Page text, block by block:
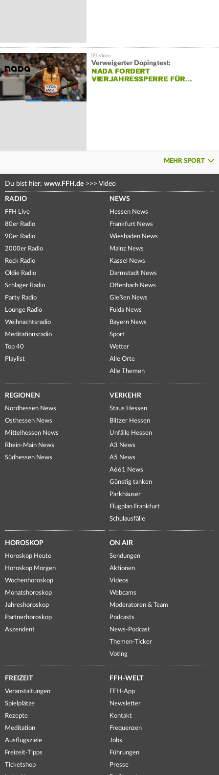
Verweigerter Dopingtest:
NADA FORDERT
VIERJAHRESSPERRE FÜR…
MEHR SPORT
Du bist hier: www.FFH.de >>> Video
RADIO
FFH Live
80er Radio
90er Radio
2000er Radio
Rock Radio
Oldie Radio
Schlager Radio
Party Radio
Lounge Radio
Weihnachtsradio
Meditationsradio
Top 40
Playlist
NEWS
Hessen News
Frankfurt News
Wiesbaden News
Mainz News
Kassel News
Darmstadt News
Offenbach News
Gießen News
Fulda News
Bayern News
Sport
Wetter
Alle Orte
Alle Themen
REGIONEN
Nordhessen News
Osthessen News
Mittelhessen News
Rhein-Main News
Südhessen News
VERKEHR
Staus Hessen
Blitzer Hessen
Unfälle Hessen
A3 News
A5 News
A661 News
Günstig tanken
Parkhäuser
Flugplan Frankfurt
Schulausfälle
HOROSKOP
Horoskop Heute
Horoskop Morgen
Wochenhoroskop
Monatshoroskop
Jahreshoroskop
Partnerhoroskop
Aszendent
ON AIR
Sendungen
Aktionen
Videos
Webcams
Moderatoren & Team
Podcasts
News-Podcast
Themen-Ticker
Voting
FREIZEIT
Veranstaltungen
Spielplätze
Rezepte
Meditation
Ausflugsziele
Freizeit-Tipps
Ticketshop
FFH-WELT
FFH-App
Newsletter
Kontakt
Frequenzen
Jobs
Führungen
Presse